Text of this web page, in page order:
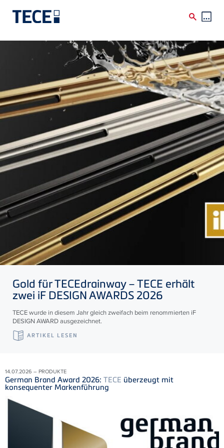
Direkt zum Inhalt
Gold fürTECEdrainway –TECE erhält
zwei iF DESIGN AWARDS 2026
TECE wurde in diesem Jahr gleich zweifach beim renommierten iF
DESIGN AWARD ausgezeichnet.
ARTIKEL LESEN
14.07.2026 – PRODUKTE
German Brand Award 2026: TECE überzeugt mit
konsequenter Markenführung